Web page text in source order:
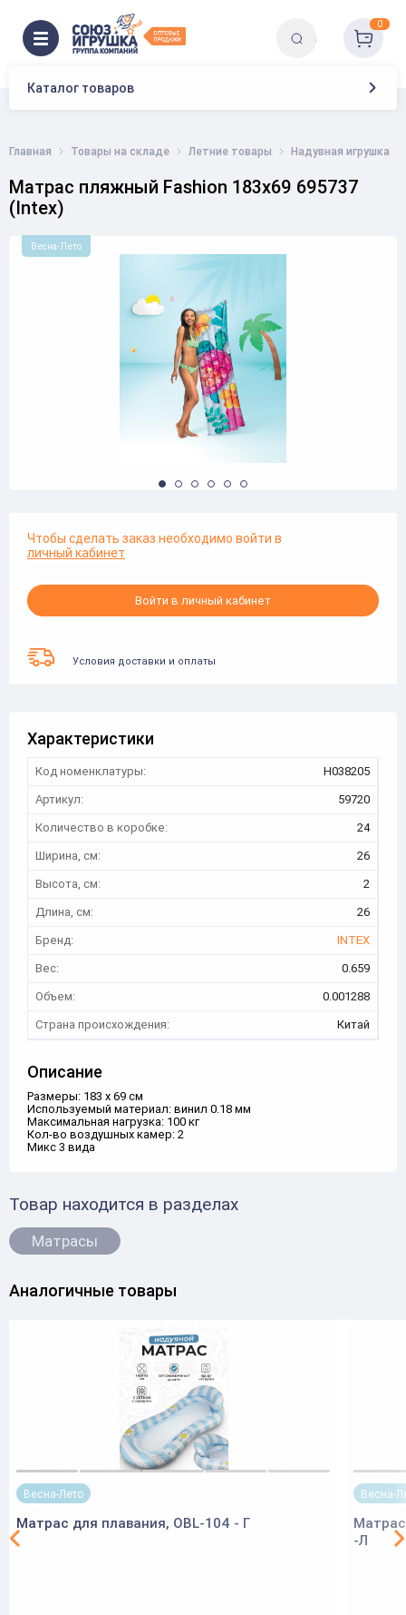
Каталог товаров
0
Главная Товары на складе Летние товары Надувная игрушка
Матрас пляжный Fashion 183х69 695737
(Intex)
Весна-Лето
Чтобы сделать заказ необходимо войти в
личный кабинет
Войти в личный кабинет
Условия доставки и оплаты
Характеристики
Код номенклатуры:
Н038205
Артикул:
59720
Количество в коробке:
24
Ширина, см:
26
Высота, см:
2
Длина, см:
26
Бренд:
INTEX
Вес:
0.659
Объем:
0.001288
Страна происхождения:
Китай
Описание
Размеры: 183 х 69 см
Используемый материал: винил 0.18 мм
Максимальная нагрузка: 100 кг
Кол-во воздушных камер: 2
Микс 3 вида
Товар находится в разделах
Матрасы
Аналогичные товары
Весна-Лето
Матрас для плавания, OBL-104 - Г
Весна-
Матрас
-Л